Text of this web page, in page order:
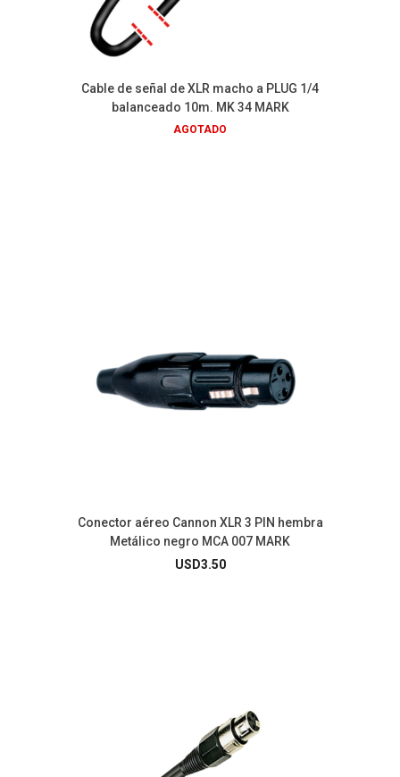
Cable de señal de XLR macho a PLUG 1/4
balanceado 10m. MK 34 MARK
AGOTADO
Conector aéreo Cannon XLR 3 PIN hembra
Metálico negro MCA 007 MARK
USD3.50